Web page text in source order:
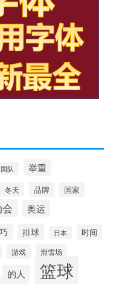
队 举重
冬天 品牌 国家
奥运
排球 日本 时间
游戏 滑雪场
的人 篮球